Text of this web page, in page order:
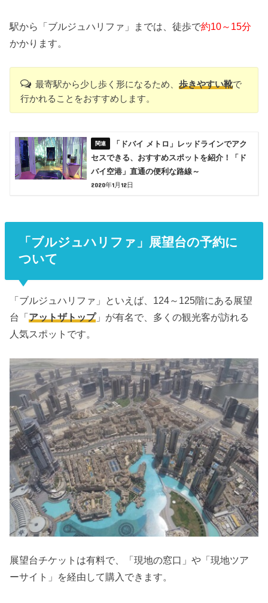
駅から「ブルジュハリファ」までは、徒歩で約10～15分
かかります。
最寄駅から少し歩く形になるため、 歩きやすい靴で
行かれることをおすすめします。
「ドバイ メトロ」レッドラインでアク
セスできる、おすすめスポットを紹介！「ド
バイ空港」直通の便利な路線～
2020年1月12日
「ブルジュハリファ」展望台の予約に
ついて
「ブルジュハリファ」といえば、124～125階にある展望
台「アットザトップ」が有名で、多くの観光客が訪れる
人気スポットです。
展望台チケットは有料で、「現地の窓口」や「現地ツア
ーサイト」を経由して購入できます。